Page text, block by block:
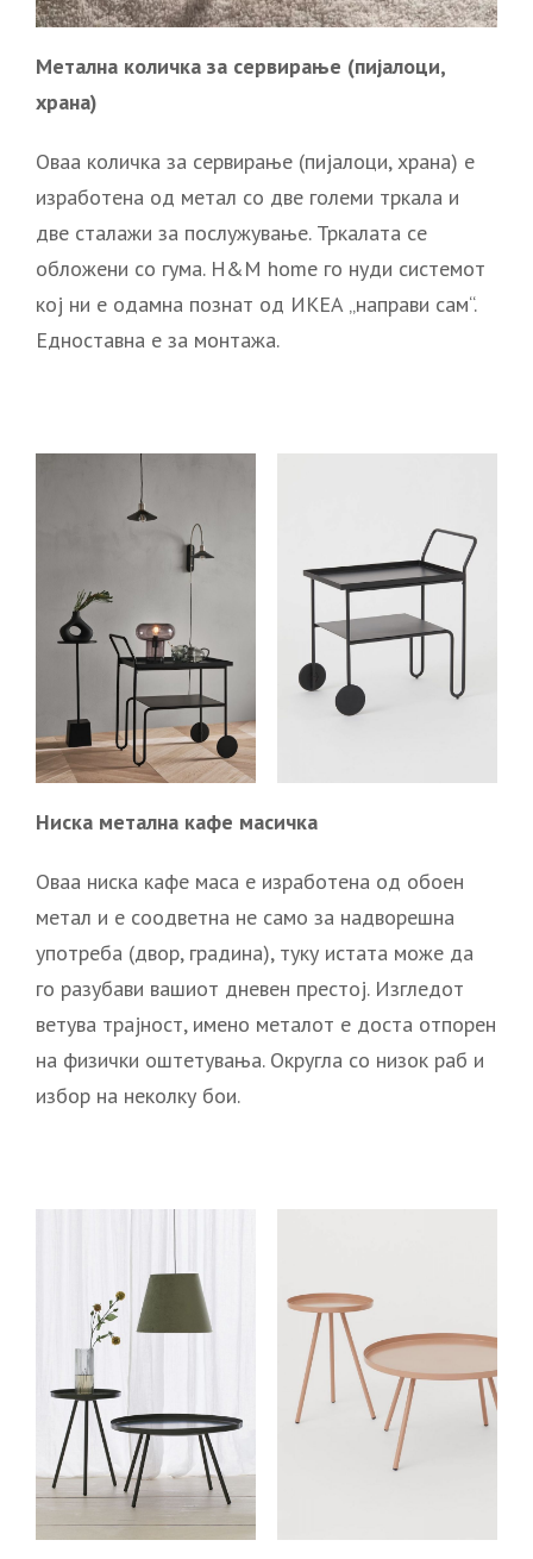
Метална количка за сервирање (пијалоци,
храна)
Оваа количка за сервирање (пијалоци, храна) е
изработена од метал со две големи тркала и
две сталажи за послужување. Тркалата се
обложени со гума. H&M home го нуди системот
кој ни е одамна познат од ИКЕА „направи сам“.
Едноставна е за монтажа.
Ниска метална кафе масичка
Оваа ниска кафе маса е изработена од обоен
метал и е соодветна не само за надворешна
употреба (двор, градина), туку истата може да
го разубави вашиот дневен престој. Изгледот
ветува трајност, имено металот е доста отпорен
на физички оштетувања. Округла со низок раб и
избор на неколку бои.